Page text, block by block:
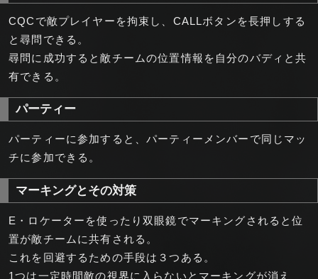
CQCで敵プレイヤーを拘束し、CALLボタンを長押しする
と尋問できる。
尋問に成功すると敵チームの位置情報を自分のバディと共
有できる。
パーティー
パーティーに参加すると、パーティーメンバーで同じマッ
チに参加できる。
マーキングとその対策
E・ロケーターを使ったり双眼鏡でマーキングされると位
置が敵チームに共有される。
これを回避するための手段は３つある。
1つは一定時間敵の視界に入らないとマーキングが消え